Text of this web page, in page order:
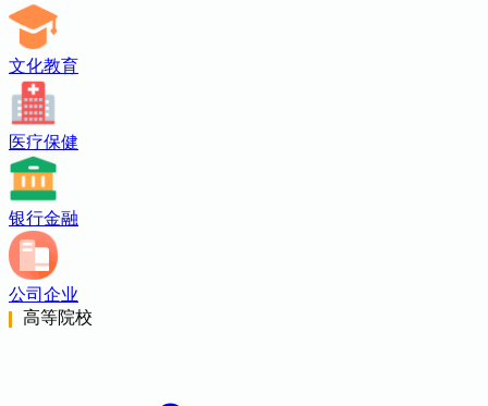
文化教育
医疗保健
银行金融
公司企业
高等院校